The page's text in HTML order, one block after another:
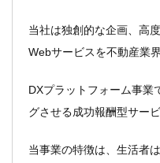
当社は独創的な企画、高
Webサービスを不動産業
DXプラットフォーム事業
グさせる成功報酬型サー
当事業の特徴は、生活者